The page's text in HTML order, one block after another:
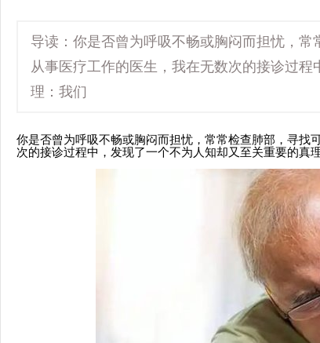
导读：你是否曾为呼吸不畅或胸闷而担忧，
从事医疗工作的医生，我在无数次的接诊过
理：我们
你是否曾为呼吸不畅或胸闷而担忧，常常检查肺部，寻找
次的接诊过程中，发现了一个不为人知却又至关重要的真